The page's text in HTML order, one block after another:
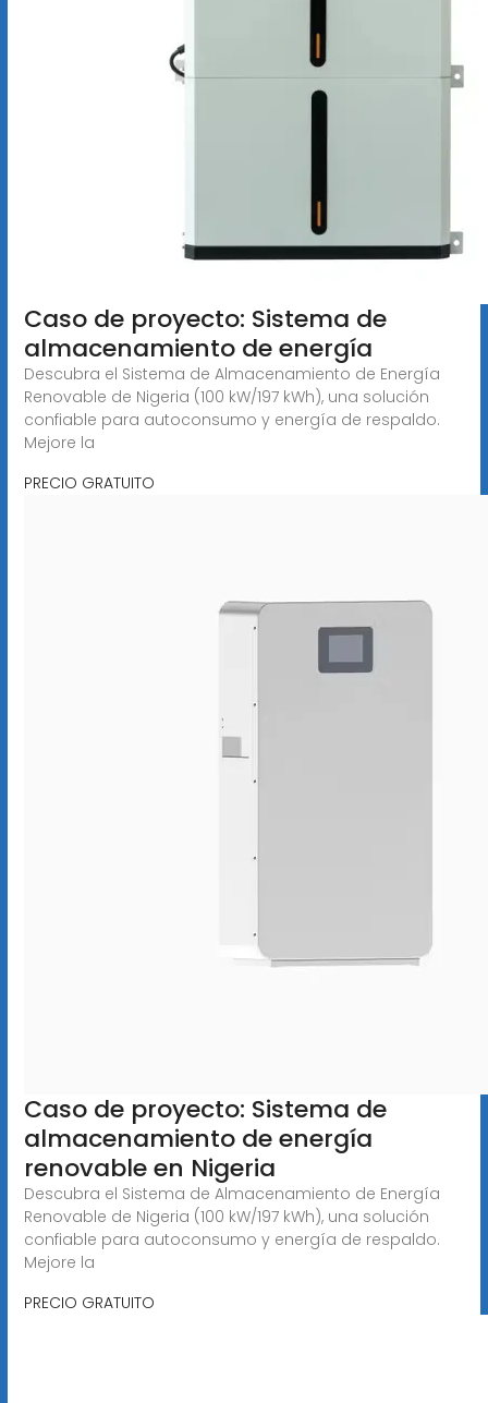
Caso de proyecto: Sistema de
almacenamiento de energía
Descubra el Sistema de Almacenamiento de Energía
Renovable de Nigeria (100 kW/197 kWh), una solución
confiable para autoconsumo y energía de respaldo.
Mejore la
PRECIO GRATUITO
Caso de proyecto: Sistema de
almacenamiento de energía
renovable en Nigeria
Descubra el Sistema de Almacenamiento de Energía
Renovable de Nigeria (100 kW/197 kWh), una solución
confiable para autoconsumo y energía de respaldo.
Mejore la
PRECIO GRATUITO